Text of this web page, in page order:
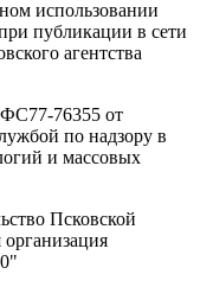
использовании
публикации в сети
агентства
76355 от
по надзору в
и массовых
Псковской